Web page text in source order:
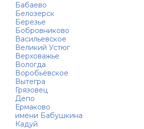
Бабаево
Белозерск
Березье
Бобровниково
Васильевское
Великий Устюг
Верховажье
Вологда
Воробьёвское
Вытегра
Грязовец
Депо
Ермаково
имени Бабушкина
Кадуй